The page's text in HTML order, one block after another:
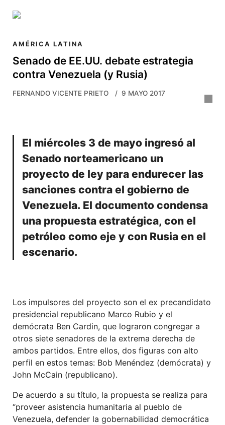
Senado de EE.UU. debate estrategia
contra Venezuela (y Rusia)
FERNANDO VICENTE PRIETO 9 MAYO 2017
El miércoles 3 de mayo ingresó al
Senado norteamericano un
proyecto de ley para endurecer las
sanciones contra el gobierno de
Venezuela. El documento condensa
una propuesta estratégica, con el
petróleo como eje y con Rusia en el
escenario.
Los impulsores del proyecto son el ex precandidato
presidencial republicano Marco Rubio y el
demócrata Ben Cardin, que lograron congregar a
otros siete senadores de la extrema derecha de
ambos partidos. Entre ellos, dos figuras con alto
perfil en estos temas: Bob Menéndez (demócrata) y
John McCain (republicano).
De acuerdo a su título, la propuesta se realiza para
“proveer asistencia humanitaria al pueblo de
Venezuela, defender la gobernabilidad democrática
AMÉRICA LATINA